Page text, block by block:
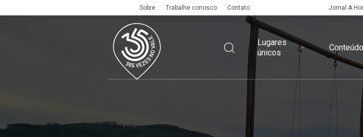
Sobre Trabalhe conosco Contato Jornal A
Lugares
únicos